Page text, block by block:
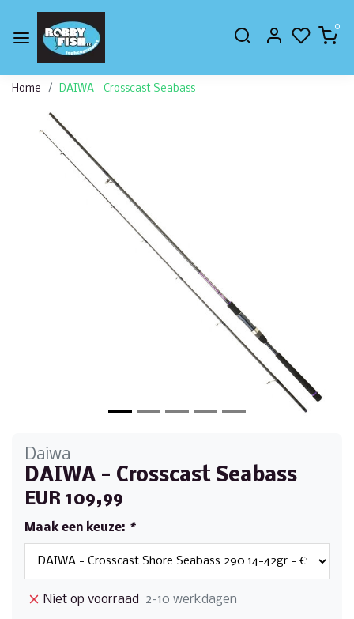
0
Home DAIWA - Crosscast Seabass
Daiwa
DAIWA - Crosscast Seabass
EUR 109,99
Maak een keuze: *
Niet op voorraad 2-10 werkdagen